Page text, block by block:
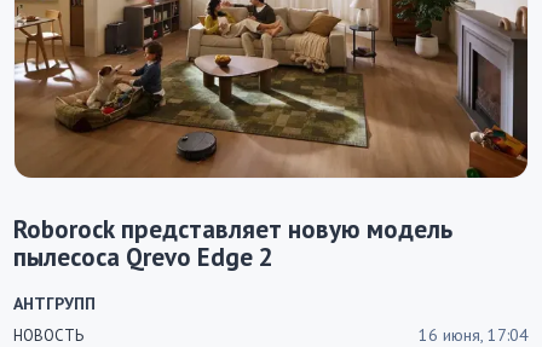
Roborock представляет новую модель
пылесоса Qrevo Edge 2
НОВОСТЬ 16 июня, 17:04
АНТГРУПП